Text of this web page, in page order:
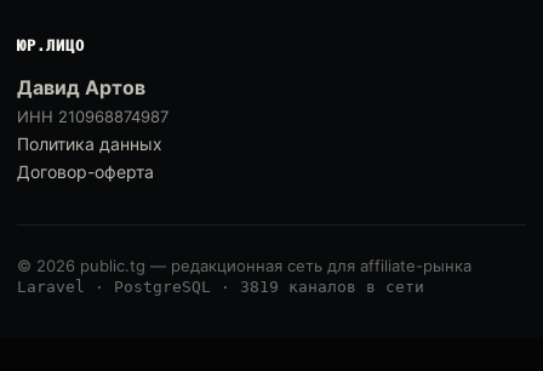
ЮР.ЛИЦО
Давид Артов
ИНН 210968874987
Политика данных
Договор-оферта
© 2026 public.tg — редакционная сеть для affiliate-рынка
Laravel · PostgreSQL · 3819 каналов в сети